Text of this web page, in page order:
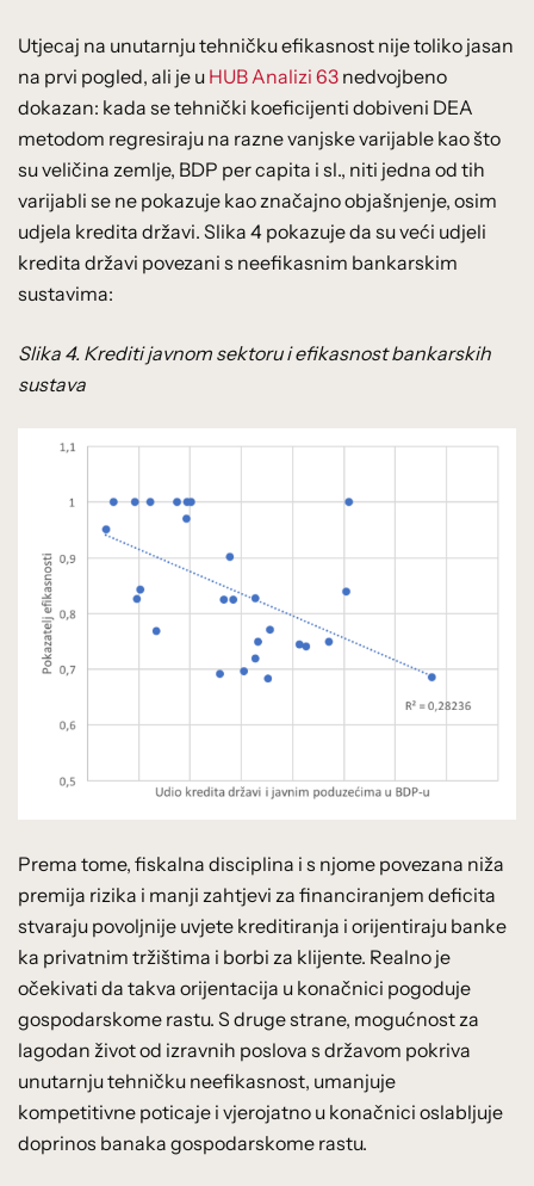
Utjecaj na unutarnju tehničku efikasnost nije toliko jasan
na prvi pogled, ali je u HUB Analizi 63 nedvojbeno
dokazan: kada se tehnički koeficijenti dobiveni DEA
metodom regresiraju na razne vanjske varijable kao što
su veličina zemlje, BDP per capita i sl., niti jedna od tih
varijabli se ne pokazuje kao značajno objašnjenje, osim
udjela kredita državi. Slika 4 pokazuje da su veći udjeli
kredita državi povezani s neefikasnim bankarskim
sustavima:
Slika 4. Krediti javnom sektoru i efikasnost bankarskih
sustava
Prema tome, fiskalna disciplina i s njome povezana niža
premija rizika i manji zahtjevi za financiranjem deficita
stvaraju povoljnije uvjete kreditiranja i orijentiraju banke
ka privatnim tržištima i borbi za klijente. Realno je
očekivati da takva orijentacija u konačnici pogoduje
gospodarskome rastu. S druge strane, mogućnost za
lagodan život od izravnih poslova s državom pokriva
unutarnju tehničku neefikasnost, umanjuje
kompetitivne poticaje i vjerojatno u konačnici oslabljuje
doprinos banaka gospodarskome rastu.